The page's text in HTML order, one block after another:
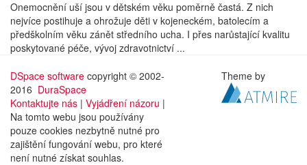
Onemocnění uší jsou v dětském věku poměrně častá. Z nich
nejvíce postihuje a ohrožuje děti v kojeneckém, batolecím a
předškolním věku zánět středního ucha. I přes narůstající kvalitu
poskytované péče, vývoj zdravotnictví ...
DSpace software copyright © 2002-
2016 DuraSpace
Kontaktujte nás | Vyjádření názoru |
Na tomto webu jsou používány
pouze cookies nezbytně nutné pro
zajištění fungování webu, pro které
není nutné získat souhlas.
Theme by